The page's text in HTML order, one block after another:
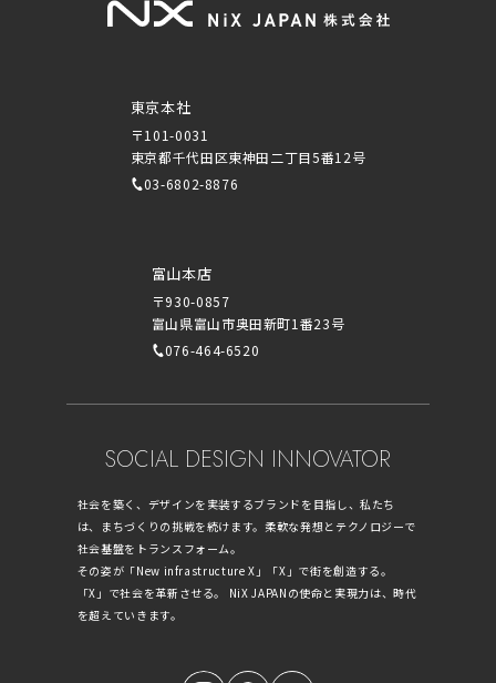
東京本社
〒101-0031
東京都千代田区東神田二丁目5番12号
03-6802-8876
富山本店
〒930-0857
富山県富山市奥田新町1番23号
076-464-6520
SOCIAL DESIGN INNOVATOR
社会を築く、デザインを実装するブランドを目指し、私たち
は、まちづくりの挑戦を続けます。柔軟な発想とテクノロジーで
社会基盤をトランスフォーム。
その姿が「New infrastructure X」「X」で街を創造する。
「X」で社会を革新させる。 NiX JAPANの使命と実現力は、時代
を超えていきます。